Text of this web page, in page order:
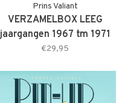
Prins Valiant
VERZAMELBOX LEEG
jaargangen 1967 tm 1971
(PRE-ORDER)
€29,95